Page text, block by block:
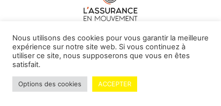
À PROPOS DE NOUS•CONTACT
© L'assurance en mouvement -By Vovoxx Média
Mentions légales Contributeurs
Nous utilisons des cookies pour vous garantir la meilleure
expérience sur notre site web. Si vous continuez à
utiliser ce site, nous supposerons que vous en êtes
satisfait.
Options des cookies ACCEPTER